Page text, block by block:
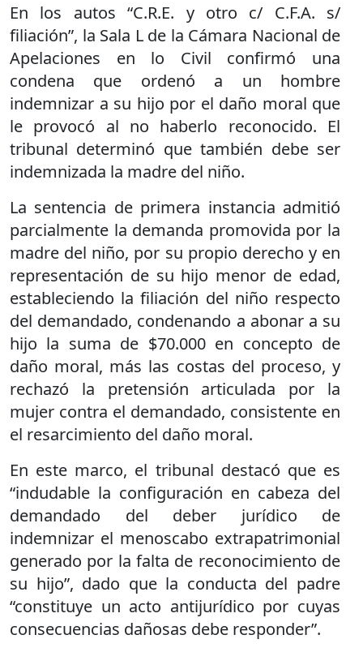
En los autos “C.R.E. y otro c/ C.F.A. s/
filiación”, la Sala L de la Cámara Nacional de
Apelaciones en lo Civil confirmó una
condena que ordenó a un hombre
indemnizar a su hijo por el daño moral que
le provocó al no haberlo reconocido. El
tribunal determinó que también debe ser
indemnizada la madre del niño.
La sentencia de primera instancia admitió
parcialmente la demanda promovida por la
madre del niño, por su propio derecho y en
representación de su hijo menor de edad,
estableciendo la filiación del niño respecto
del demandado, condenando a abonar a su
hijo la suma de $70.000 en concepto de
daño moral, más las costas del proceso, y
rechazó la pretensión articulada por la
mujer contra el demandado, consistente en
el resarcimiento del daño moral.
En este marco, el tribunal destacó que es
“indudable la configuración en cabeza del
demandado del deber jurídico de
indemnizar el menoscabo extrapatrimonial
generado por la falta de reconocimiento de
su hijo”, dado que la conducta del padre
“constituye un acto antijurídico por cuyas
consecuencias dañosas debe responder”.